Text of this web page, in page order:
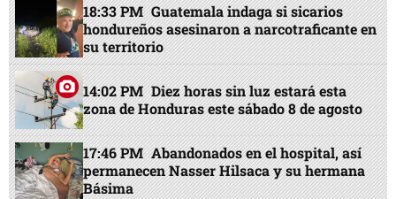
18:33 PM Guatemala indaga si sicarios
hondureños asesinaron a narcotraficante en
su territorio
14:02 PM Diez horas sin luz estará esta
zona de Honduras este sábado 8 de agosto
17:46 PM Abandonados en el hospital, así
permanecen Nasser Hilsaca y su hermana
Básima